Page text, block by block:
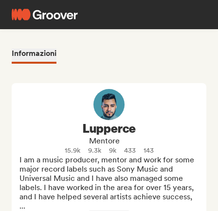
Informazioni
Lupperce
Mentore
15.9k 9.3k 9k 433 143
I am a music producer, mentor and work for some
major record labels such as Sony Music and
Universal Music and I have also managed some
labels. I have worked in the area for over 15 years,
and I have helped several artists achieve success,
...